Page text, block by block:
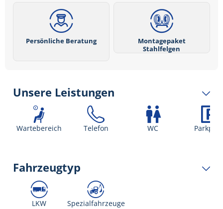
Persönliche Beratung
Montagepaket
Stahlfelgen
Unsere Leistungen
Wartebereich Telefon WC
Fahrzeugtyp
LKW Spezialfahrzeuge